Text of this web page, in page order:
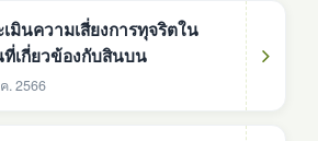
เมินความเสี่ยงการทุจริตใน
ที่เกี่ยวข้องกับสินบน
. 2566